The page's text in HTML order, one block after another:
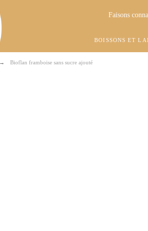
Faisons
BOISSONS ET
Bioflan framboise sans sucre ajouté